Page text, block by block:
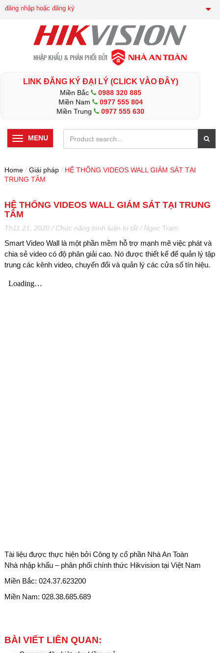
đăng nhập hoặc đăng ký
LINK ĐĂNG KÝ ĐẠI LÝ (CLICK VÀO ĐÂY)
Miền Bắc
0988 320 885
Miền Nam
0977 555 804
Miền Trung
0977 555 630
MENU
Home / Giải pháp / HỆ THỐNG VIDEOS WALL GIÁM SÁT TẠI
TRUNG TÂM
HỆ THỐNG VIDEOS WALL GIÁM SÁT TẠI TRUNG
TÂM
Th11 21, 2020 / Chức năng bình luận bị tắtở
THỐNG
VIDEOS
WALL
/ Ngoc Tram
Smart Video Wall là một phần mềm hỗ trợ mạnh mẽ việc phát và
chia sẻ video có độ phân giải cao. Nó được thiết kế để quản lý tập
trung các kênh video, chuyển đổi và quản lý các cửa sổ tín hiệu.
Tài liệu được thực hiện bởi Công ty cổ phần Nhà An Toàn
Nhà nhập khẩu – phân phối chính thức Hikvision tại Việt Nam
Miền Bắc: 024.37.623200
Miền Nam: 028.38.685.689
BÀI VIẾT LIÊN QUAN: